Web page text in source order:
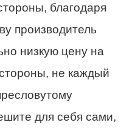
благодаря
производитель
низкую цену на
не каждый
для себя сами,